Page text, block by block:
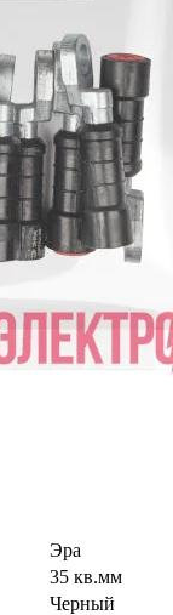
Эра
35 кв.мм
Черный